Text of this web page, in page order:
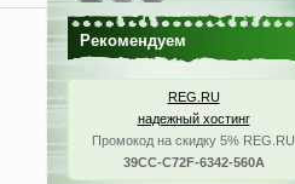
Рекомендуем
REG.RU
надежный хостинг
Промокод на скидку 5% REG.RU
39CC-C72F-6342-560A